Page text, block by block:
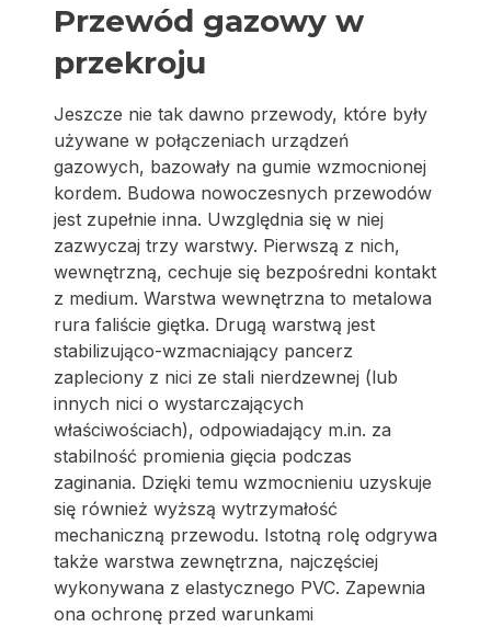
Przewód gazowy w
przekroju
Jeszcze nie tak dawno przewody, które były
używane w połączeniach urządzeń
gazowych, bazowały na gumie wzmocnionej
kordem. Budowa nowoczesnych przewodów
jest zupełnie inna. Uwzględnia się w niej
zazwyczaj trzy warstwy. Pierwszą z nich,
wewnętrzną, cechuje się bezpośredni kontakt
z medium. Warstwa wewnętrzna to metalowa
rura faliście giętka. Drugą warstwą jest
stabilizująco-wzmacniający pancerz
zapleciony z nici ze stali nierdzewnej (lub
innych nici o wystarczających
właściwościach), odpowiadający m.in. za
stabilność promienia gięcia podczas
zaginania. Dzięki temu wzmocnieniu uzyskuje
się również wyższą wytrzymałość
mechaniczną przewodu. Istotną rolę odgrywa
także warstwa zewnętrzna, najczęściej
wykonywana z elastycznego PVC. Zapewnia
ona ochronę przed warunkami